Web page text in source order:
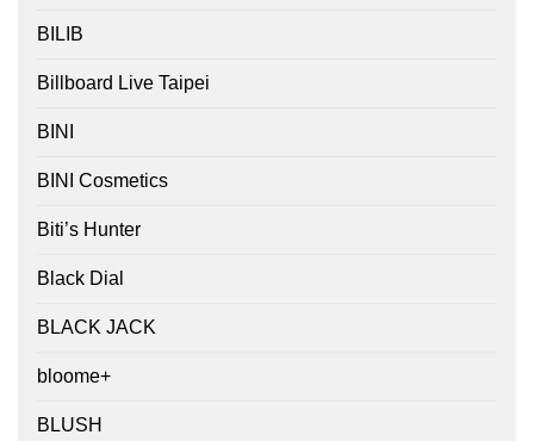
BILIB
Billboard Live Taipei
BINI
BINI Cosmetics
Biti’s Hunter
Black Dial
BLACK JACK
bloome+
BLUSH